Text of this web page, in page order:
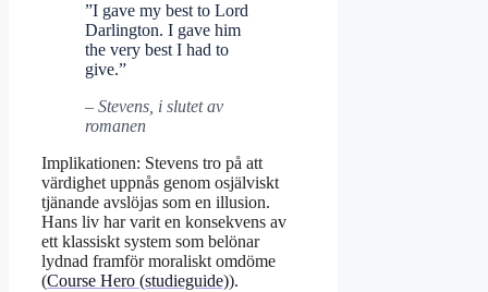
”I gave my best to Lord
Darlington. I gave him
the very best I had to
give.”
– Stevens, i slutet av
romanen
Implikationen: Stevens tro på att
värdighet uppnås genom osjälviskt
tjänande avslöjas som en illusion.
Hans liv har varit en konsekvens av
ett klassiskt system som belönar
lydnad framför moraliskt omdöme
(Course Hero (studieguide)).